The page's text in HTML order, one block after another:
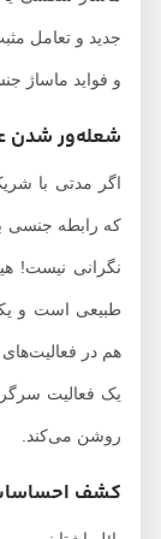
جدید و تعامل مثبت
و فواید ماساژ جنسی
شعله‌ور شدن عشق
اگر مدتی با شریک
که رابطه جنسی با
نگرانی نیست! هیچ
طبیعی است و یکی از
هم در فعالیت‌های
یک فعالیت
روشن می‌کند.
کشف احساسات